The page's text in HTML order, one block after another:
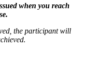
when you reach
the participant will